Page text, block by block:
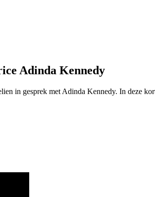
Adinda Kennedy
in gesprek met Adinda Kennedy. In deze